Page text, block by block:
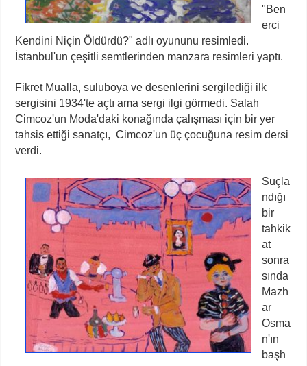
"Ben
erci
Kendini Niçin Öldürdü?" adlı oyununu resimledi.
İstanbul'un çeşitli semtlerinden manzara resimleri yaptı.
Fikret Mualla, suluboya ve desenlerini sergilediği ilk
sergisini 1934'te açtı ama sergi ilgi görmedi. Salah
Cimcoz'un Moda'daki konağında çalışması için bir yer
tahsis ettiği sanatçı, Cimcoz'un üç çocuğuna resim dersi
verdi.
Suçla
ndığı
bir
tahkik
at
sonra
sında
Mazh
ar
Osma
n'ın
başh